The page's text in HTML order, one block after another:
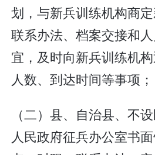
划，与新兵训练机构商定
联系办法、档案交接和
宜，及时向新兵训练机构
人数、到达时间等事项；
（二）县、自治县、不
人民政府征兵办公室书